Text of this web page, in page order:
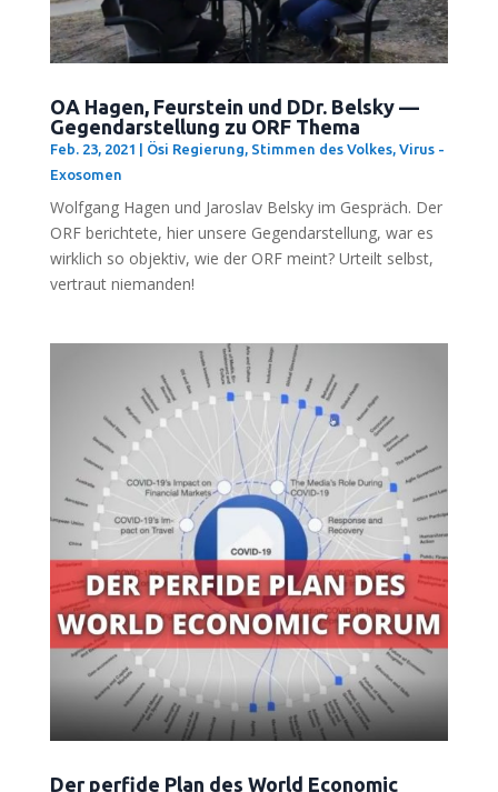
OA Hagen, Feurstein und DDr. Belsky —
Gegendarstellung zu ORF Thema
Feb. 23, 2021 | Ösi Regierung, Stimmen des Volkes, Virus -
Exosomen
Wolf­gang Hagen und Jaros­lav Bel­sky im Gespräch. Der
ORF berich­te­te, hier unse­re Gegen­dar­stel­lung, war es
wirk­lich so objek­tiv, wie der ORF meint? Urteilt selbst,
ver­traut niemanden!
Der perfide Plan des World Economic